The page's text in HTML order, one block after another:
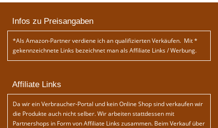
Infos zu Preisangaben
*Als Amazon-Partner verdiene ich an qualifizierten Verkäufen. Mit *
gekennzeichnete Links bezeichnet man als Affiliate Links / Werbung.
Affiliate Links
Da wir ein Verbraucher-Portal und kein Online Shop sind verkaufen wir
die Produkte auch nicht selber. Wir arbeiten stattdessen mit
Partnershops in Form von Affiliate Links zusammen. Beim Verkauf über